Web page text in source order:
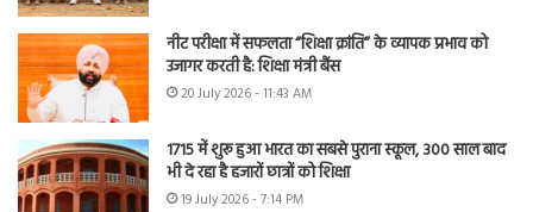
नीट परीक्षा में सफलता “शिक्षा क्रांति” के व्यापक प्रभाव को
उजागर करती है: शिक्षा मंत्री बैंस
20 July 2026 - 11:43 AM
1715 में शुरू हुआ भारत का सबसे पुराना स्कूल, 300 साल बाद
भी दे रहा है हजारों छात्रों को शिक्षा
19 July 2026 - 7:14 PM